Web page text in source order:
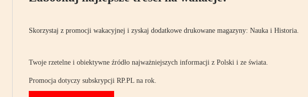
Skorzystaj z promocji wakacyjnej i zyskaj dodatkowe drukowane magazyny: Nauka i Historia.
Twoje rzetelne i obiektywne źródło najważniejszych informacji z Polski i ze świata.
Promocja dotyczy subskrypcji RP.PL na rok.